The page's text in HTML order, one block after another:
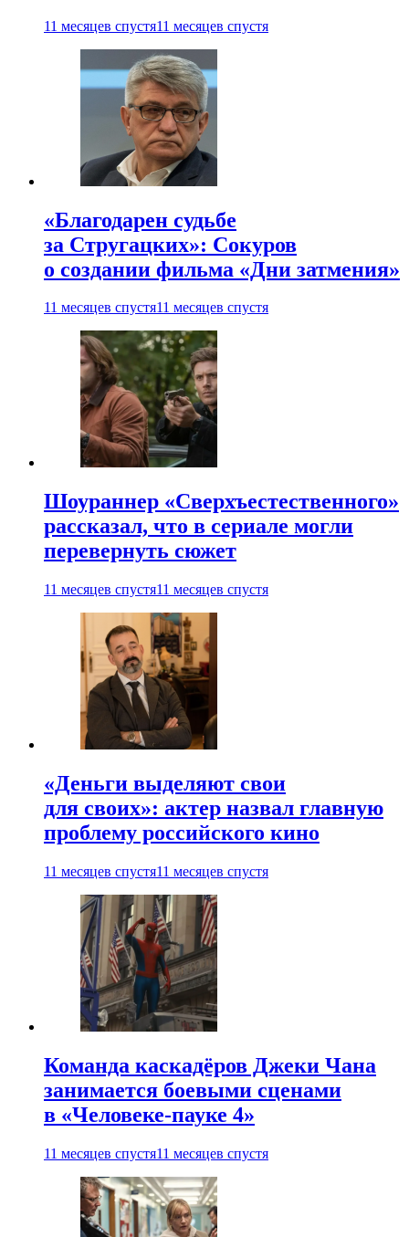
11 месяцев спустя11 месяцев спустя
«Благодарен судьбе
за Стругацких»: Сокуров
о создании фильма «Дни затмения»
11 месяцев спустя11 месяцев спустя
Шоураннер «Сверхъестественного»
рассказал, что в сериале могли
перевернуть сюжет
11 месяцев спустя11 месяцев спустя
«Деньги выделяют свои
для своих»: актер назвал главную
проблему российского кино
11 месяцев спустя11 месяцев спустя
Команда каскадёров Джеки Чана
занимается боевыми сценами
в «Человеке-пауке 4»
11 месяцев спустя11 месяцев спустя